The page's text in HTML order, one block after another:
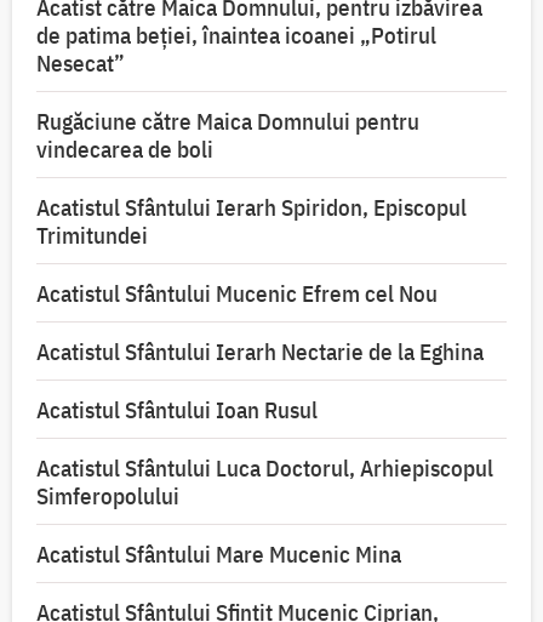
Acatist către Maica Domnului, pentru izbăvirea
de patima beției, înaintea icoanei „Potirul
Nesecat”
Rugăciune către Maica Domnului pentru
vindecarea de boli
Acatistul Sfântului Ierarh Spiridon, Episcopul
Trimitundei
Acatistul Sfântului Mucenic Efrem cel Nou
Acatistul Sfântului Ierarh Nectarie de la Eghina
Acatistul Sfântului Ioan Rusul
Acatistul Sfântului Luca Doctorul, Arhiepiscopul
Simferopolului
Acatistul Sfântului Mare Mucenic Mina
Acatistul Sfântului Sfințit Mucenic Ciprian,